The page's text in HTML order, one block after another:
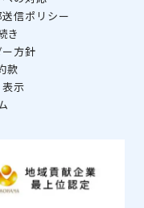
信ポリシー
き
方針
款
示